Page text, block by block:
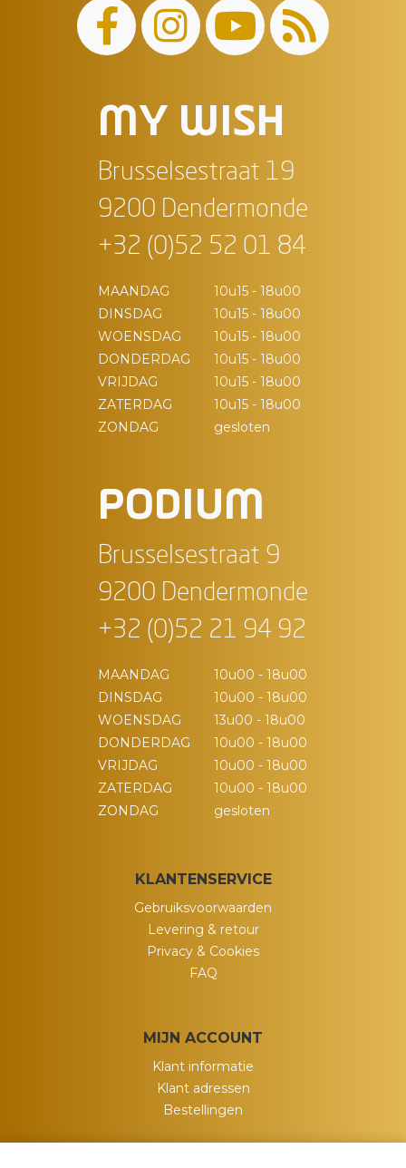
MY WISH
Brusselsestraat 19
9200 Dendermonde
+32 (0)52 52 01 84
MAANDAG
10u15 - 18u00
DINSDAG
10u15 - 18u00
WOENSDAG
10u15 - 18u00
DONDERDAG
10u15 - 18u00
VRIJDAG
10u15 - 18u00
ZATERDAG
10u15 - 18u00
ZONDAG
gesloten
PODIUM
Brusselsestraat 9
9200 Dendermonde
+32 (0)52 21 94 92
MAANDAG
10u00 - 18u00
DINSDAG
10u00 - 18u00
WOENSDAG
13u00 - 18u00
DONDERDAG
10u00 - 18u00
VRIJDAG
10u00 - 18u00
ZATERDAG
10u00 - 18u00
ZONDAG
gesloten
KLANTENSERVICE
Gebruiksvoorwaarden
Levering & retour
Privacy & Cookies
FAQ
MIJN ACCOUNT
Klant informatie
Klant adressen
Bestellingen